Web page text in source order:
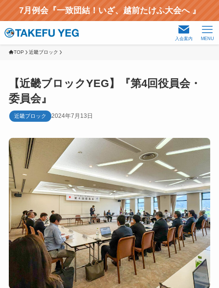
7月例会『一致団結！いざ、越前たけふ大会へ 』
入会案内 MENU
TOP 近畿ブロック
【近畿ブロックYEG】『第4回役員会・
委員会』
近畿ブロック 2024年7月13日